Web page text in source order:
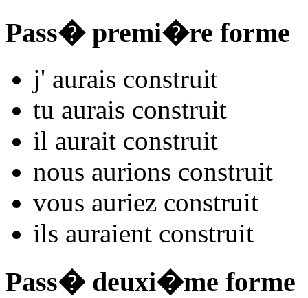
Pass� premi�re forme
j' aurais construit
tu aurais construit
il aurait construit
nous aurions construit
vous auriez construit
ils auraient construit
Pass� deuxi�me forme